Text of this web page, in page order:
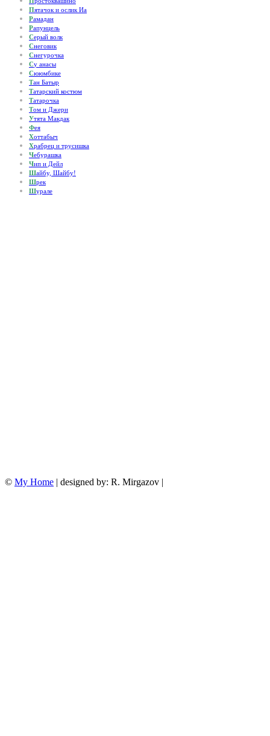
Пятачок и ослик Иа
Рамадан
Рапунцель
Серый волк
Снеговик
Снегурочка
Су анасы
Сююмбике
Тан Батыр
Татарский костюм
Татарочка
Том и Джери
Утята Макдак
Фея
Хоттабыч
Храбрец и трусишка
Чебурашка
Чип и Дейл
Шайбу, Шайбу!
Шрек
Шурале
© My Home | designed by: R. Mirgazov |